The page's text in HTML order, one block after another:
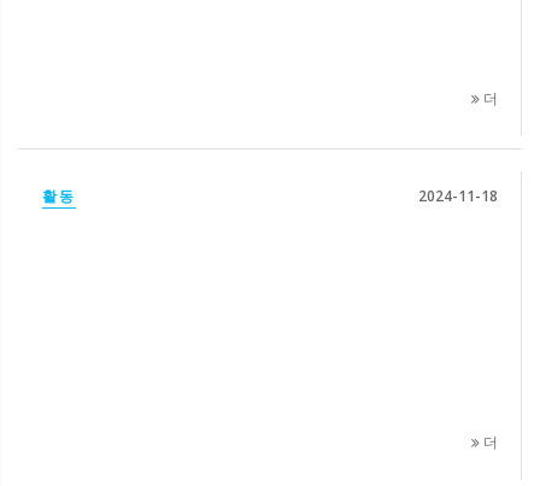
더
활동 2024-11-18
더